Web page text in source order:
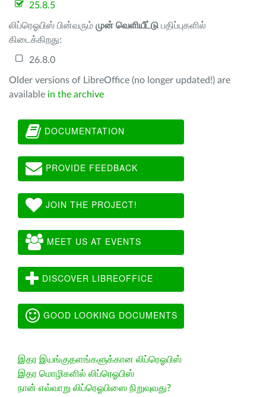
25.8.5
லிப்ரெஓபிஸ் பின்வரும் முன் வெளியீட்டு பதிப்புகளில்
கிடைக்கிறது:
26.8.0
Older versions of LibreOffice (no longer updated!) are
available in the archive
DOCUMENTATION
PROVIDE FEEDBACK
JOIN THE PROJECT!
MEET US AT EVENTS
DISCOVER LIBREOFFICE
GOOD LOOKING DOCUMENTS
இதர இயங்குதளங்களுக்கான லிப்ரெஓபிஸ்
இதர மொழிகளில் லிப்ரெஓபிஸ்
நான் எவ்வாறு லிப்ரெஓபிஸை நிறுவுவது?